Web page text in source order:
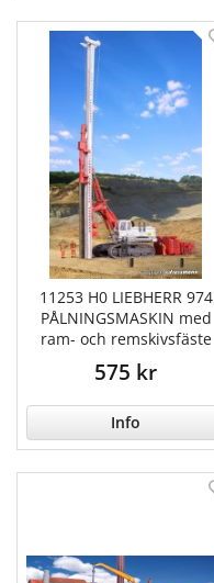
11253 H0 LIEBHERR 974
PÅLNINGSMASKIN med
ram- och remskivsfäste
575 kr
Info